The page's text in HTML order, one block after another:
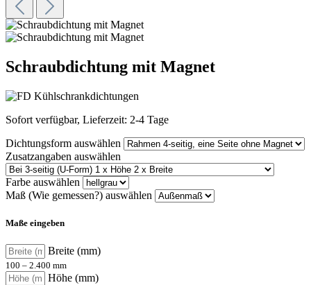
Schraubdichtung mit Magnet
Sofort verfügbar, Lieferzeit: 2-4 Tage
Dichtungsform auswählen
Zusatzangaben auswählen
Farbe auswählen
Maß (Wie gemessen?) auswählen
Maße eingeben
Breite (mm)
100 – 2.400 mm
Höhe (mm)